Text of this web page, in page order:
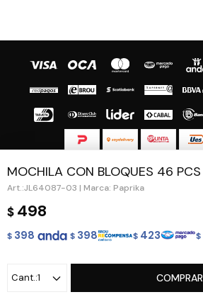
MOCHILA CON BLOQUES 46 PCS
JL64087-03 | Marca: Paprika
$ 498
$ 398 $ 398 $ 423 $
1 COMPRAR
© Copyright 2026 / Guapa - Paprika